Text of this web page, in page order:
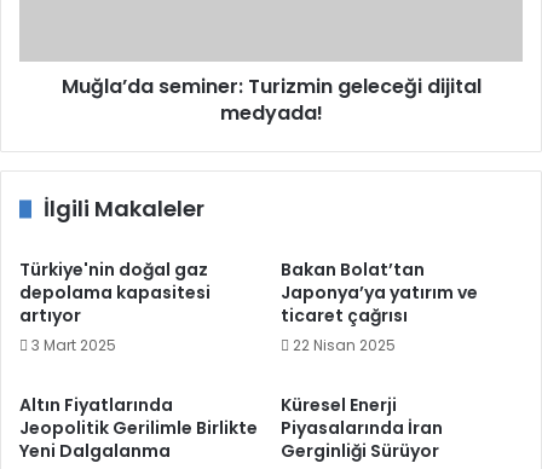
Muğla’da seminer: Turizmin geleceği dijital
medyada!
İlgili Makaleler
Türkiye'nin doğal gaz
depolama kapasitesi
artıyor
3 Mart 2025
Bakan Bolat’tan
Japonya’ya yatırım ve
ticaret çağrısı
22 Nisan 2025
Altın Fiyatlarında
Jeopolitik Gerilimle Birlikte
Yeni Dalgalanma
Küresel Enerji
Piyasalarında İran
Gerginliği Sürüyor